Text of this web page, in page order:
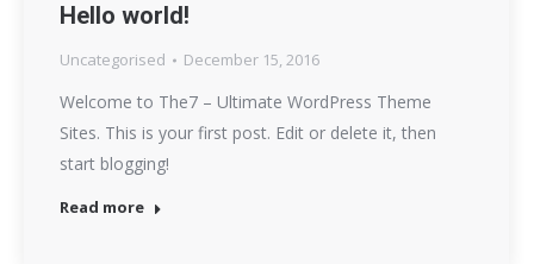
Hello world!
Uncategorised December 15, 2016
Welcome to The7 – Ultimate WordPress Theme
Sites. This is your first post. Edit or delete it, then
start blogging!
Read more